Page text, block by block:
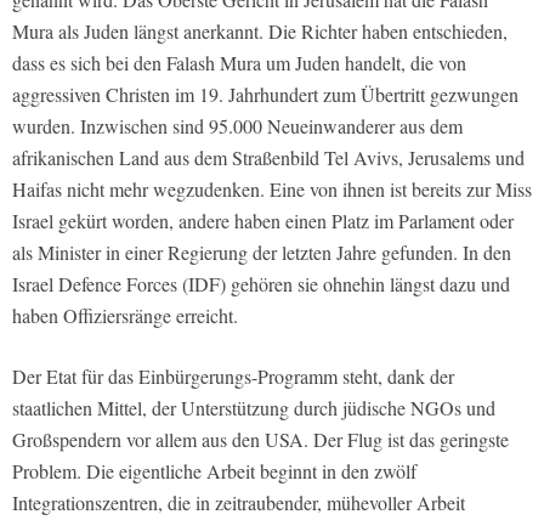
Mura als Juden längst anerkannt. Die Richter haben entschieden,
dass es sich bei den Falash Mura um Juden handelt, die von
aggressiven Christen im 19. Jahrhundert zum Übertritt gezwungen
wurden. Inzwischen sind 95.000 Neueinwanderer aus dem
afrikanischen Land aus dem Straßenbild Tel Avivs, Jerusalems und
Haifas nicht mehr wegzudenken. Eine von ihnen ist bereits zur Miss
Israel gekürt worden, andere haben einen Platz im Parlament oder
als Minister in einer Regierung der letzten Jahre gefunden. In den
Israel Defence Forces (IDF) gehören sie ohnehin längst dazu und
haben Offiziersränge erreicht.
Der Etat für das Einbürgerungs-Programm steht, dank der
staatlichen Mittel, der Unterstützung durch jüdische NGOs und
Großspendern vor allem aus den USA. Der Flug ist das geringste
Problem. Die eigentliche Arbeit beginnt in den zwölf
Integrationszentren, die in zeitraubender, mühevoller Arbeit